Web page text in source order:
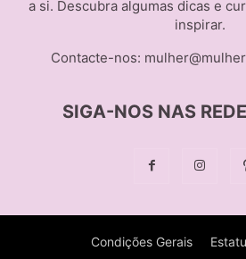
a si. Descubra algumas dicas e
inspirar.
Contacte-nos:
SIGA-NOS NAS
Condições Gerais